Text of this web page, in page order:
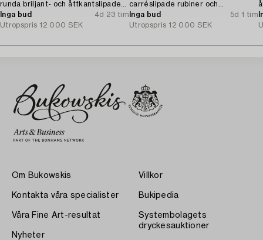
runda briljant- och åttkantslipade
diamanter.
Inga bud
4d 23 tim
Utropspris 12 000 SEK
carréslipade rubiner och
briljantslipade diamanter.
Inga bud
5d 1 tim
Utropspris 12 000 SEK
Om Bukowskis
Kontakta våra specialister
Våra Fine Art-resultat
Nyheter
Villkor
Bukipedia
Systembolagets
dryckesauktioner